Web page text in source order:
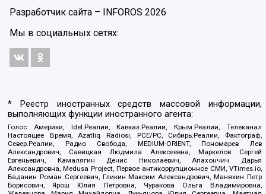
Разработчик сайта – INFOROS 2026
Мы в социальных сетях:
* Реестр иностранных средств массовой информации,
выполняющих функции иностранного агента:
Голос Америки, Idel.Реалии, Кавказ.Реалии, Крым.Реалии, Телеканал
Настоящее Время, Azatliq Radiosi, PCE/PC, Сибирь.Реалии, Фактограф,
Север.Реалии, Радио Свобода, MEDIUM-ORIENT, Пономарев Лев
Александрович, Савицкая Людмила Алексеевна, Маркелов Сергей
Евгеньевич, Камалягин Денис Николаевич, Апахончич Дарья
Александровна, Medusa Project, Первое антикоррупционное СМИ, VTimes.io,
Баданин Роман Сергеевич, Гликин Максим Александрович, Маняхин Петр
Борисович, Ярош Юлия Петровна, Чуракова Ольга Владимировна,